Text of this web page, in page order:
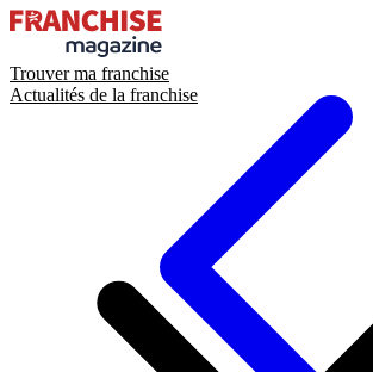
Trouver ma franchise
Actualités de la franchise